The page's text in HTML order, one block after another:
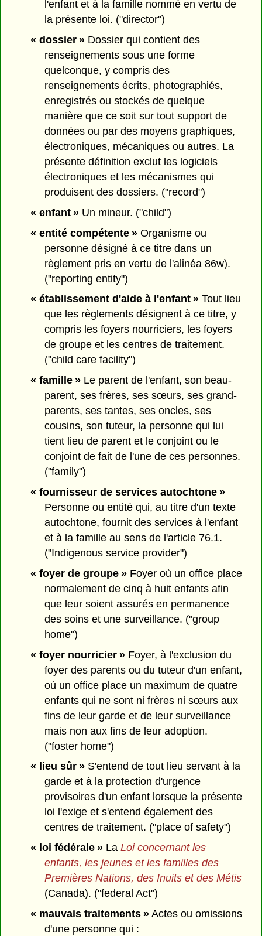
l'enfant et à la famille nommé en vertu de
la présente loi. ("director")
« dossier »Dossier qui contient des
renseignements sous une forme
quelconque, y compris des
renseignements écrits, photographiés,
enregistrés ou stockés de quelque
manière que ce soit sur tout support de
données ou par des moyens graphiques,
électroniques, mécaniques ou autres. La
présente définition exclut les logiciels
électroniques et les mécanismes qui
produisent des dossiers. ("record")
« enfant »Un mineur. ("child")
« entité compétente »Organisme ou
personne désigné à ce titre dans un
règlement pris en vertu de l'alinéa 86w).
("reporting entity")
« établissement d'aide à l'enfant »Tout lieu
que les règlements désignent à ce titre, y
compris les foyers nourriciers, les foyers
de groupe et les centres de traitement.
("child care facility")
« famille »Le parent de l'enfant, son beau-
parent, ses frères, ses sœurs, ses grand-
parents, ses tantes, ses oncles, ses
cousins, son tuteur, la personne qui lui
tient lieu de parent et le conjoint ou le
conjoint de fait de l'une de ces personnes.
("family")
« fournisseur de services autochtone »
Personne ou entité qui, au titre d'un texte
autochtone, fournit des services à l'enfant
et à la famille au sens de l'article 76.1.
("Indigenous service provider")
« foyer de groupe »Foyer où un office place
normalement de cinq à huit enfants afin
que leur soient assurés en permanence
des soins et une surveillance. ("group
home")
« foyer nourricier »Foyer, à l'exclusion du
foyer des parents ou du tuteur d'un enfant,
où un office place un maximum de quatre
enfants qui ne sont ni frères ni sœurs aux
fins de leur garde et de leur surveillance
mais non aux fins de leur adoption.
("foster home")
« lieu sûr »S'entend de tout lieu servant à la
garde et à la protection d'urgence
provisoires d'un enfant lorsque la présente
loi l'exige et s'entend également des
centres de traitement. ("place of safety")
« loi fédérale »La Loi concernant les
enfants, les jeunes et les familles des
Premières Nations, des Inuits et des Métis
(Canada). ("federal Act")
« mauvais traitements »Actes ou omissions
d'une personne qui :